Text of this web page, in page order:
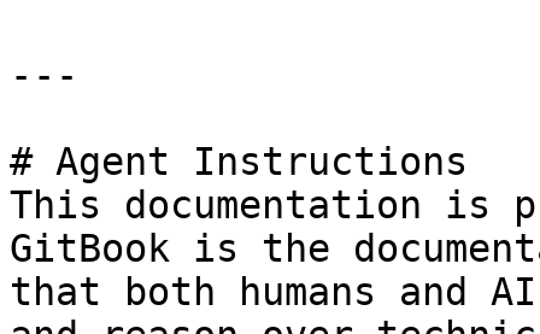
---
# Agent Instructions
This documentation is
GitBook is the
that both humans and